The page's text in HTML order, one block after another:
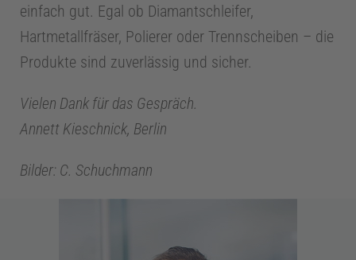
einfach gut. Egal ob Diamantschleifer,
Hartmetallfräser, Polierer oder Trennscheiben – die
Produkte sind zuverlässig und sicher.
Vielen Dank für das Gespräch.
Annett Kieschnick, Berlin
Bilder: C. Schuchmann